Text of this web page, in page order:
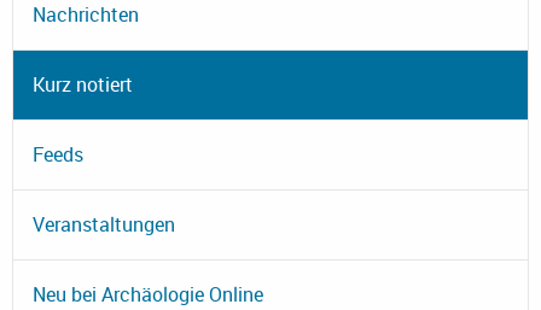
Nachrichten
Kurz notiert
Feeds
Veranstaltungen
Neu bei Archäologie Online